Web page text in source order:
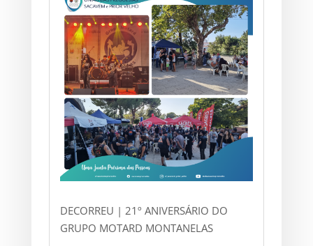
DECORREU | 21º ANIVERSÁRIO DO
GRUPO MOTARD MONTANELAS